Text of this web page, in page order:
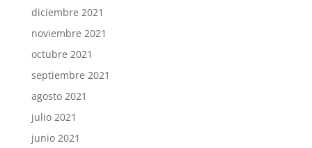
diciembre 2021
noviembre 2021
octubre 2021
septiembre 2021
agosto 2021
julio 2021
junio 2021